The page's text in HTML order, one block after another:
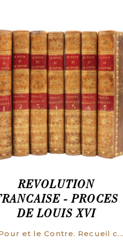
REVOLUTION
- PROCES
DE LOUIS XVI
Le Pour et le Contre. Recueil complet des opinions prononcées à l’Assemblée Conventionnelle, dans le Procès de Louis XVI. On y a joint toutes les pièces authentiques de la Procédure.